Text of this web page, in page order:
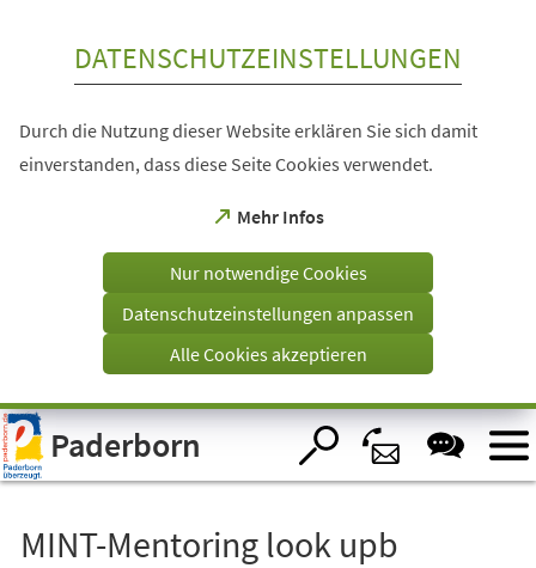
Visuelle
Assistenzsoftware
öffnen.
DATENSCHUTZEINSTELLUNGEN
Durch die Nutzung dieser Website erklären Sie sich damit
einverstanden, dass diese Seite Cookies verwendet.
Mehr Infos
(Öffnet
einem
Tab)
Nur notwendige Cookies
Datenschutzeinstellungen anpassen
Alle Cookies akzeptieren
Paderborn
MINT-Mentoring look upb